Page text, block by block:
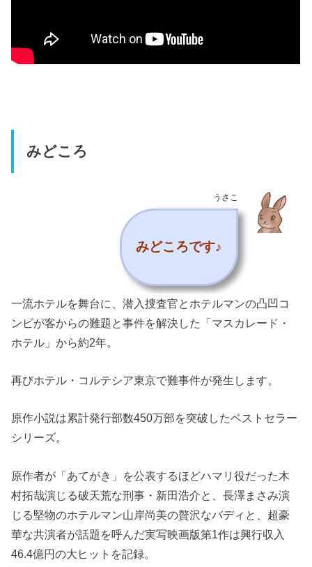
みどころ
うさこ
みどころです♪
一流ホテルを舞台に、潜入捜査官とホテルマンの凸凹コ
ンビが客からの難題と事件を解決した「マスカレード・
ホテル」から約2年。
再びホテル・コルテシア東京で難事件が発生します。
原作小説は累計発行部数450万部を突破したベストセラー
シリーズ。
原作者が「あてがき」を公表するほどハマリ役だった木
村拓哉演じる破天荒な刑事・新田浩介と、長澤まさみ演
じる堅物のホテルマン山岸尚美の贅沢なバディと、超豪
華な共演者が話題を呼んだ実写映画版第1作は興行収入
46.4億円の大ヒットを記録。